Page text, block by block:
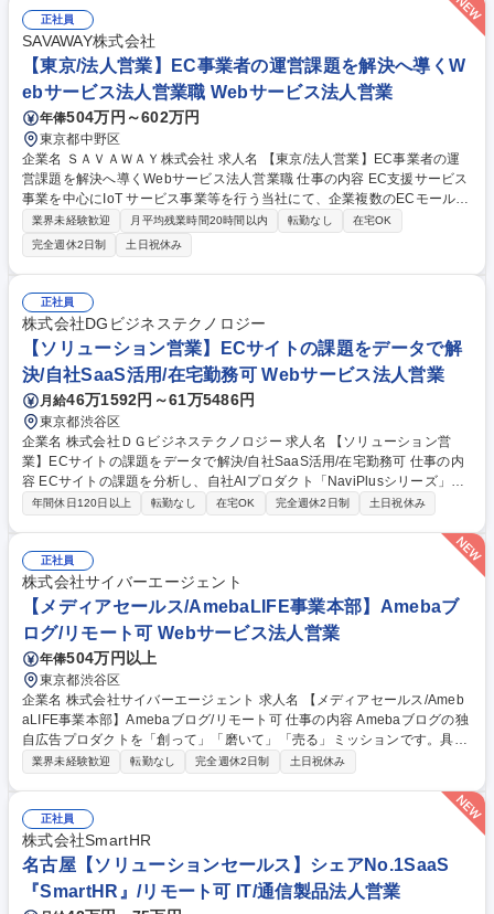
正社員
SAVAWAY株式会社
【東京/法人営業】EC事業者の運営課題を解決へ導くW
ebサービス法人営業職 Webサービス法人営業
年俸504万円～602万円
東京都中野区
企業名 ＳＡＶＡＷＡＹ株式会社 求人名 【東京/法人営業】EC事業者の運
営課題を解決へ導くWebサービス法人営業職 仕事の内容 EC支援サービス
事業を中心にIoT サービス事業等を行う当社にて、企業複数のECモール・
カートを運営する事業者に向けて、EC一元管理システム「TEMPOSTA
R」の提案営業をお任せします。 【業務詳細】■見込み顧客との初回接
点・課題ヒアリング ■EC運用の現状整理（受注、在庫、商品、倉庫、基
幹/POS連携など） ■オンライン商談でのサービス説明・UIデモ実施 ■顧客
要件に応じた提案内容の整理・提案書作成 ■契約締結までの営業対応 ■導
入初期の進行支援、サポート部門との連携 募集職種 【東京/法人営業】EC
事業者の運営課題を解決へ導くWebサービス法人営業職
業界未経験歓迎 月平均残業時間20時間以内 転勤なし
在宅OK
完全週休2日制
土日祝休み
正社員
株式会社DGビジネステクノロジー
【ソリューション営業】ECサイトの課題をデータで解
決/自社SaaS活用/在宅勤務可 Webサービス法人営業
月給46万1592円～61万5486円
東京都渋谷区
企業名 株式会社ＤＧビジネステクノロジー 求人名 【ソリューション営
業】ECサイトの課題をデータで解決/自社SaaS活用/在宅勤務可 仕事の内
容 ECサイトの課題を分析し、自社AIプロダクト「NaviPlusシリーズ」を
活用した改善提案を担当。検索・レコメンド・レビューなど複数サービス
業：EC事業者へ「NaviPlusシリーズ」を提案し、新規顧客の開拓・商談
を担当します。■課題分析・提案：ECサイトの課題を分析し、検索・レコ
メンド・レビューなど最適なソリューションを組み合わせて改善提案を実
施します。■提案～導入支援：提案資料作成から導入まで伴走し、顧客の
売上向上やCX（顧客体験）の改善を支援します。【特徴】リモートワー
クやフレックス制度を併用しライフワークバランス◎ 募集職種 【ソリュ
ーション営業】ECサイトの課題をデータで解決/自社SaaS活用/在宅勤務
可
年間休日120日以上 転勤なし 在宅OK 完全週休2日制 土日祝休み
正社員
株式会社サイバーエージェント
【メディアセールス/AmebaLIFE事業本部】Amebaブ
ログ/リモート可 Webサービス法人営業
年俸504万円以上
東京都渋谷区
企業名 株式会社サイバーエージェント 求人名 【メディアセールス/Ameb
aLIFE事業本部】Amebaブログ/リモート可 仕事の内容 Amebaブログの独
自広告プロダクトを「創って」「磨いて」「売る」ミッションです。具体
的な業務ついては下記。 ■Ameba独自の広告プロダクト群をより多くの広
ケットの動きを見極めた新たな広告商品の開発■外部パートナーとの連携/
提携を通じて販路の構築/拡大■マーケット視点からブロガー/メディア企画
の提案・実行 【Ameba独自の広告プロダクト】ブロガーコンテンツを核
に、フルファネルで展開しています■AIマーケティング広告、リテール/販
促、ブロガータイアップ広告、編集タイアップ広告、ディスプレイ広告 等
募集職種 【メディアセールス/AmebaLIFE事業本部】Amebaブログ/リモ
業界未経験歓迎 転勤なし 完全週休2日制 土日祝休み
正社員
株式会社SmartHR
名古屋【ソリューションセールス】シェアNo.1SaaS
『SmartHR』/リモート可 IT/通信製品法人営業